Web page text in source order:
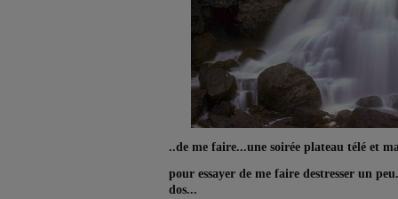
..de me faire...une soirée plateau télé et
pour essayer de me faire destresser un
dos...